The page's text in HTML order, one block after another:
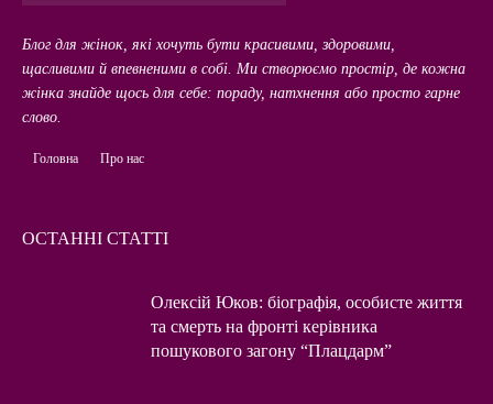
Блог для жінок, які хочуть бути красивими, здоровими,
щасливими й впевненими в собі. Ми створюємо простір, де кожна
жінка знайде щось для себе: пораду, натхнення або просто гарне
слово.
Головна Про нас
ОСТАННІ СТАТТІ
Олексій Юков: біографія, особисте життя
та смерть на фронті керівника
пошукового загону “Плацдарм”